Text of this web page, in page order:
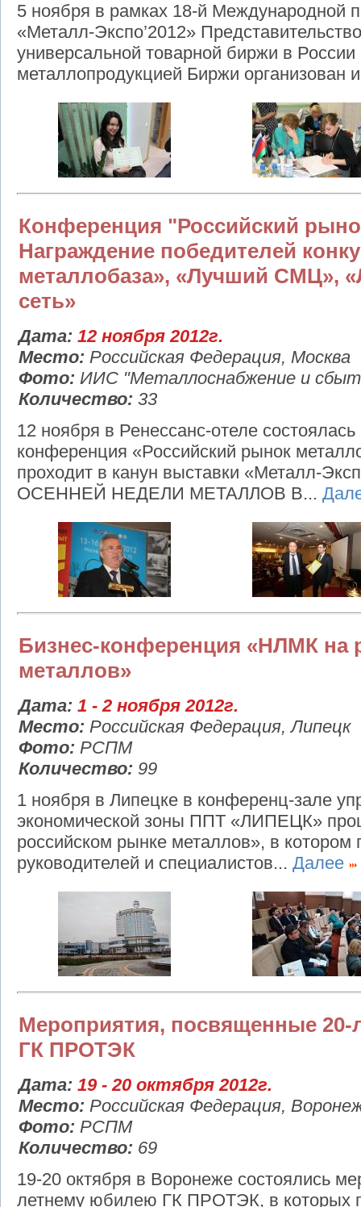
5 ноября в рамках 18-й Международной
«Металл-Экспо’2012»
универсальной товарной биржи в
металлопродукцией Биржи организован
Конференция "Российский
Награждение победителей
металлобаза», «Лучший СМЦ»,
сеть»
Дата: 12 ноября 2012г.
Место: Российская Федерация, Москва
Фото: ИИС "Металлоснабжение и
Количество: 33
12 ноября в Ренессанс-отеле
конференция «Российский рынок
проходит в канун выставки «Металл-
ОСЕННЕЙ НЕДЕЛИ МЕТАЛЛОВ В...
Бизнес-конференция «НЛМК на
металлов»
Дата: 1 - 2 ноября 2012г.
Место: Российская Федерация, Липецк
Фото: РСПМ
Количество: 99
1 ноября в Липецке в конференц-зале
экономической зоны ППТ «ЛИПЕЦК»
российском рынке металлов», в котором
руководителей и специалистов... Далее
Мероприятия, посвященные
ГК ПРОТЭК
Дата: 19 - 20 октября 2012г.
Место: Российская Федерация,
Фото: РСПМ
Количество: 69
19-20 октября в Воронеже состоялись
летнему юбилею ГК ПРОТЭК, в которых